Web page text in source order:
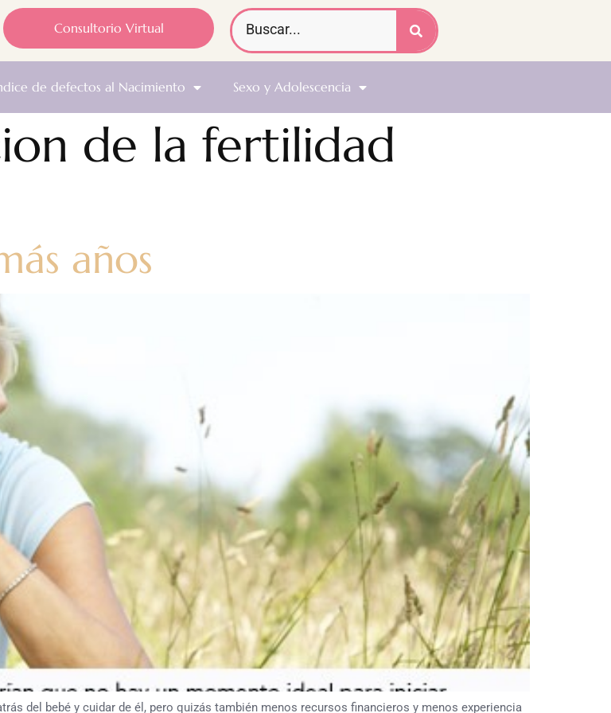
Consultorio Virtual
de defectos al Nacimiento Sexo y Adolescencia
de la fertilidad
años
del bebé y cuidar de él, pero quizás también menos recursos financieros y menos experiencia